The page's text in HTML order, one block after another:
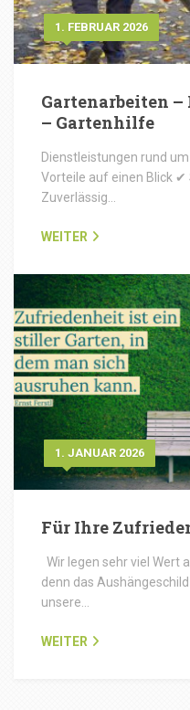
1. FEBRUAR 2026
Gartenarbeiten
– Gartenhilfe
Dienstleistungen rund
Vorteile auf einen Blick
Zuverlässig…
WEITER
1. JANUAR 2026
Für Ihre
Wir legen sehr viel Wert
denn das
unsere…
WEITER